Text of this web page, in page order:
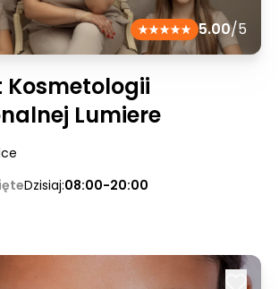
5.00/5
Kosmetologii
Lumiere
Dzisiaj:08:00-20:00